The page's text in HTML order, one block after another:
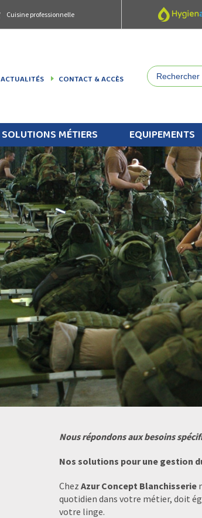
Cuisine professionnelle
ACTUALITÉS CONTACT & ACCÈS
SOLUTIONS MÉTIERS EQUIPEMENTS
Nous répondons aux besoins
Nos solutions pour une gestion
Chez Azur Concept Blanchisserie
quotidien dans votre métier, doit
votre linge.